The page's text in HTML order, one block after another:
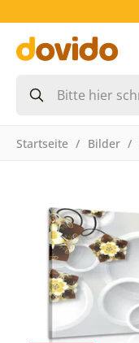
Startseite Bilder